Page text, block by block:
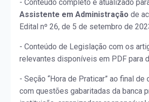
- Conteúdo completo e atualizado
Assistente em Administração de
Edital nº 26, de 5 de setembro de
- Conteúdo de Legislação com os
relevantes disponíveis em PDF para
- Seção “Hora de Praticar” ao final de
com questões gabaritadas da banca